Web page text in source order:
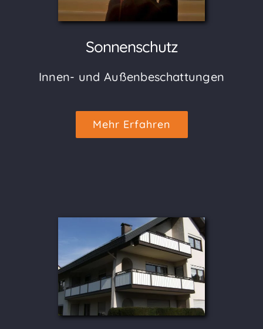
Sonnenschutz
Innen- und Außenbeschattungen
Mehr Erfahren